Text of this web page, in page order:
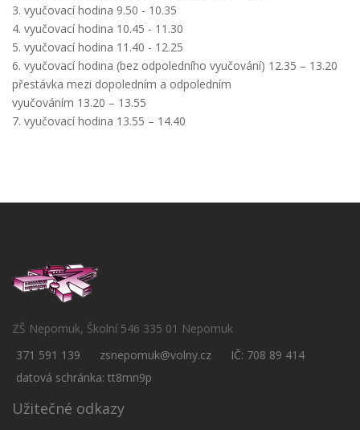
3. vyučovací hodina 9.50 - 10.35
4. vyučovací hodina 10.45 - 11.30
5. vyučovací hodina 11.40 - 12.25
6. vyučovací hodina (bez odpoledního vyučování) 12.35 – 13.20
přestávka mezi dopoledním a odpoledním
vyučováním 13.20 – 13.55
7. vyučovací hodina 13.55 – 14.40
ZŠ Nepomuk, Školní 546 335 01 Nepomuk
371 591 139
zsnepomuk@volny.cz
IČ: 708 89 414
datová schránka: tt8mn9p
Užitečné odkazy